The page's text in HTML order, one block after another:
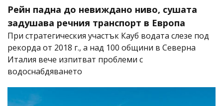
Рейн падна до невиждано ниво, сушата
задушава речния транспорт в Европа
При стратегическия участък Кауб водата слезе под
рекорда от 2018 г., а над 100 общини в Северна
Италия вече изпитват проблеми с
водоснабдяването